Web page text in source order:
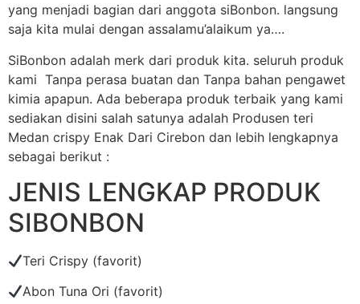
yang menjadi bagian dari anggota siBonbon. langsung
saja kita mulai dengan assalamu’alaikum ya….
SiBonbon adalah merk dari produk kita. seluruh produk
kami Tanpa perasa buatan dan Tanpa bahan pengawet
kimia apapun. Ada beberapa produk terbaik yang kami
sediakan disini salah satunya adalah Produsen teri
Medan crispy Enak Dari Cirebon dan lebih lengkapnya
sebagai berikut :
JENIS LENGKAP PRODUK
SIBONBON
Teri Crispy (favorit)
Abon Tuna Ori (favorit)